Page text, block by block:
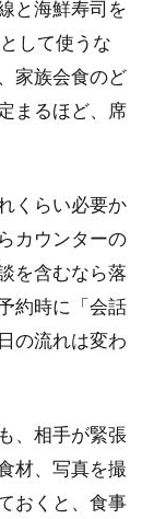
と海鮮寿司を
して使うな
家族会食のど
まるほど、席
くらい必要か
カウンターの
を含むなら落
約時に「会話
の流れは変わ
、相手が緊張
材、写真を撮
おくと、食事